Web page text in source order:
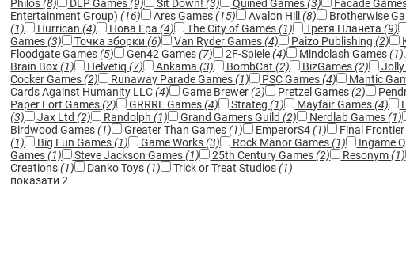
Philos(8) DLP Games(9) Sit Down!(3) Quined Games(3) Facade
Entertainment Group)(16) Ares Games(15) Avalon Hill(8) Brotherwise
(1)
Hurrican(4) Нова Ера(4) The City of Games(1) Третя Планета(9)
Games(3) Точка зборки(6) Van Ryder Games(4) Paizo Publishing(2)
Floodgate Games(5) Gen42 Games(7) 2F-Spiele(4) Mindclash Games(1)
Brain Box(1) Helvetiq(7) Ankama(3) BombCat(2) BizGames(2)
Cocker Games(2) Runaway Parade Games(1) PSC Games(4) Mantic
Cards Against Humanity LLC(4) Game Brewer(2) Pretzel Games(2)
Paper Fort Games(2) GRRRE Games(4) Strateg(1) Mayfair Games(4)
(3)
Jax Ltd(2) Randolph(1) Grand Gamers Guild(2) Nerdlab Games(1)
Birdwood Games(1) Greater Than Games(1) EmperorS4(1) Final
(1)
Big Fun Games(1) Game Works(3) Rock Manor Games(1) Ingame
Games(1) Steve Jackson Games(1) 25th Century Games(2) Resonym(1)
Creations(1) Danko Toys(1) Trick or Treat Studios(1)
показати 2